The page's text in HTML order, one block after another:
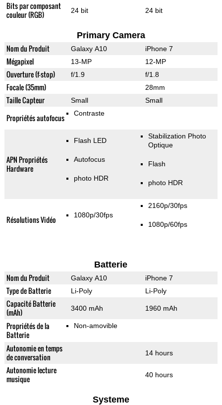
Bits par composant
couleur (RGB)
24 bit 24 bit
Primary Camera
Nom du Produit Galaxy A10 iPhone 7
Mégapixel 13-MP 12-MP
Ouverture (f-stop) f/1.9 f/1.8
Focale (35mm) 28mm
Taille Capteur Small Small
Propriétés autofocus Contraste
APN Propriétés
Hardware
Flash LED
Autofocus
photo HDR
Stabilization Photo
Optique
Flash
photo HDR
Résolutions Vidéo 1080p/30fps
2160p/30fps
1080p/60fps
Batterie
Nom du Produit Galaxy A10 iPhone 7
Type de Batterie Li-Poly Li-Poly
Capacité Batterie
(mAh)
3400 mAh 1960 mAh
Propriétés de la
Batterie
Non-amovible
Autonomie en temps
de conversation
14 hours
Autonomie lecture
musique
40 hours
Systeme